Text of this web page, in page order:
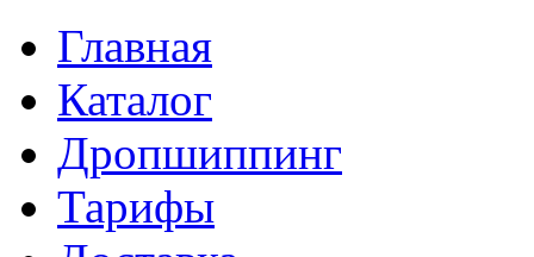
Главная
Каталог
Дропшиппинг
Тарифы